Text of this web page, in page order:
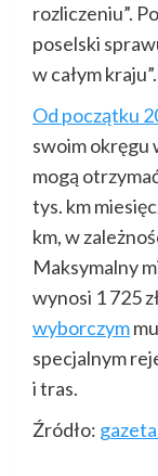
rozliczeniu”.
poselski
w całym kraju”.
Od początku
swoim okręgu
mogą
tys. km
km, w
Maksymalny
wynosi 1 725
wyborczym
specjalnym
i tras.
Źródło: